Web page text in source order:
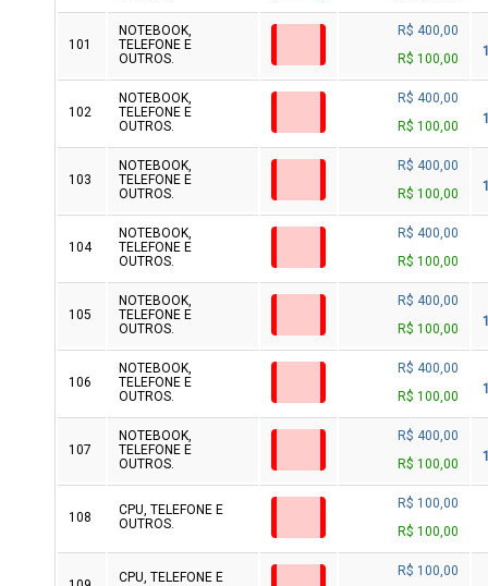
101
NOTEBOOK,
TELEFONE E
OUTROS.
R$ 400,00
R$ 100,00
102
NOTEBOOK,
TELEFONE E
OUTROS.
R$ 400,00
R$ 100,00
103
NOTEBOOK,
TELEFONE E
OUTROS.
R$ 400,00
R$ 100,00
104
NOTEBOOK,
TELEFONE E
OUTROS.
R$ 400,00
R$ 100,00
105
NOTEBOOK,
TELEFONE E
OUTROS.
R$ 400,00
R$ 100,00
106
NOTEBOOK,
TELEFONE E
OUTROS.
R$ 400,00
R$ 100,00
107
NOTEBOOK,
TELEFONE E
OUTROS.
R$ 400,00
R$ 100,00
108
CPU, TELEFONE E
OUTROS.
R$ 100,00
R$ 100,00
CPU, TELEFONE E
R$ 100,00